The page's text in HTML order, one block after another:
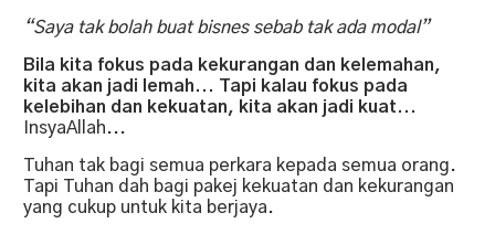
“Saya tak bolah buat bisnes sebab tak ada modal”
Bila kita fokus pada kekurangan dan kelemahan,
kita akan jadi lemah... Tapi kalau fokus pada
kelebihan dan kekuatan, kita akan jadi kuat...
InsyaAllah...
Tuhan tak bagi semua perkara kepada semua orang.
Tapi Tuhan dah bagi pakej kekuatan dan kekurangan
yang cukup untuk kita berjaya.